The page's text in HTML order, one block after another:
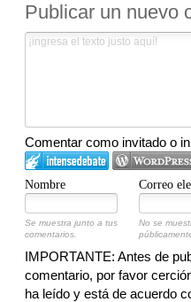
Publicar un nuevo
Comentar como invitado o
Nombre Correo
Se muestra junto a tus
comentarios.
No se
IMPORTANTE: Antes de
comentario, por favor
ha leído y está de acuerdo